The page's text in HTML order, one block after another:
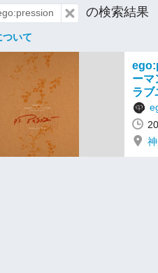
の検索結果
ついて
ーマ
ラブ